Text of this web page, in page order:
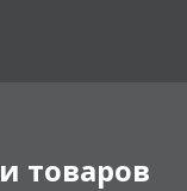
товаров